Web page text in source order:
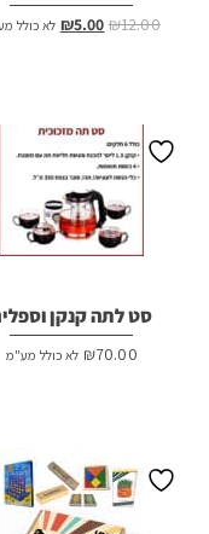
₪12.00
המחיר
₪5.00 המחיר
לא כולל
סט לתה קנקן
₪70.00 לא כולל מע"מ